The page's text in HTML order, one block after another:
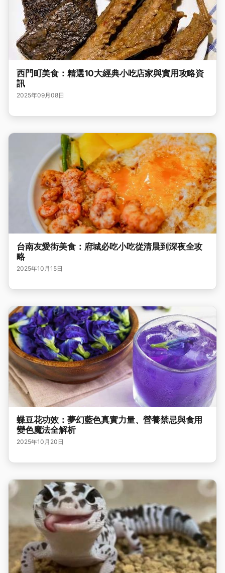
西門町美食：精選10大經典小吃店家與實用攻略資
訊
2025年09月08日
台南友愛街美食：府城必吃小吃從清晨到深夜全攻
略
2025年10月15日
蝶豆花功效：夢幻藍色真實力量、營養禁忌與食用
變色魔法全解析
2025年10月20日